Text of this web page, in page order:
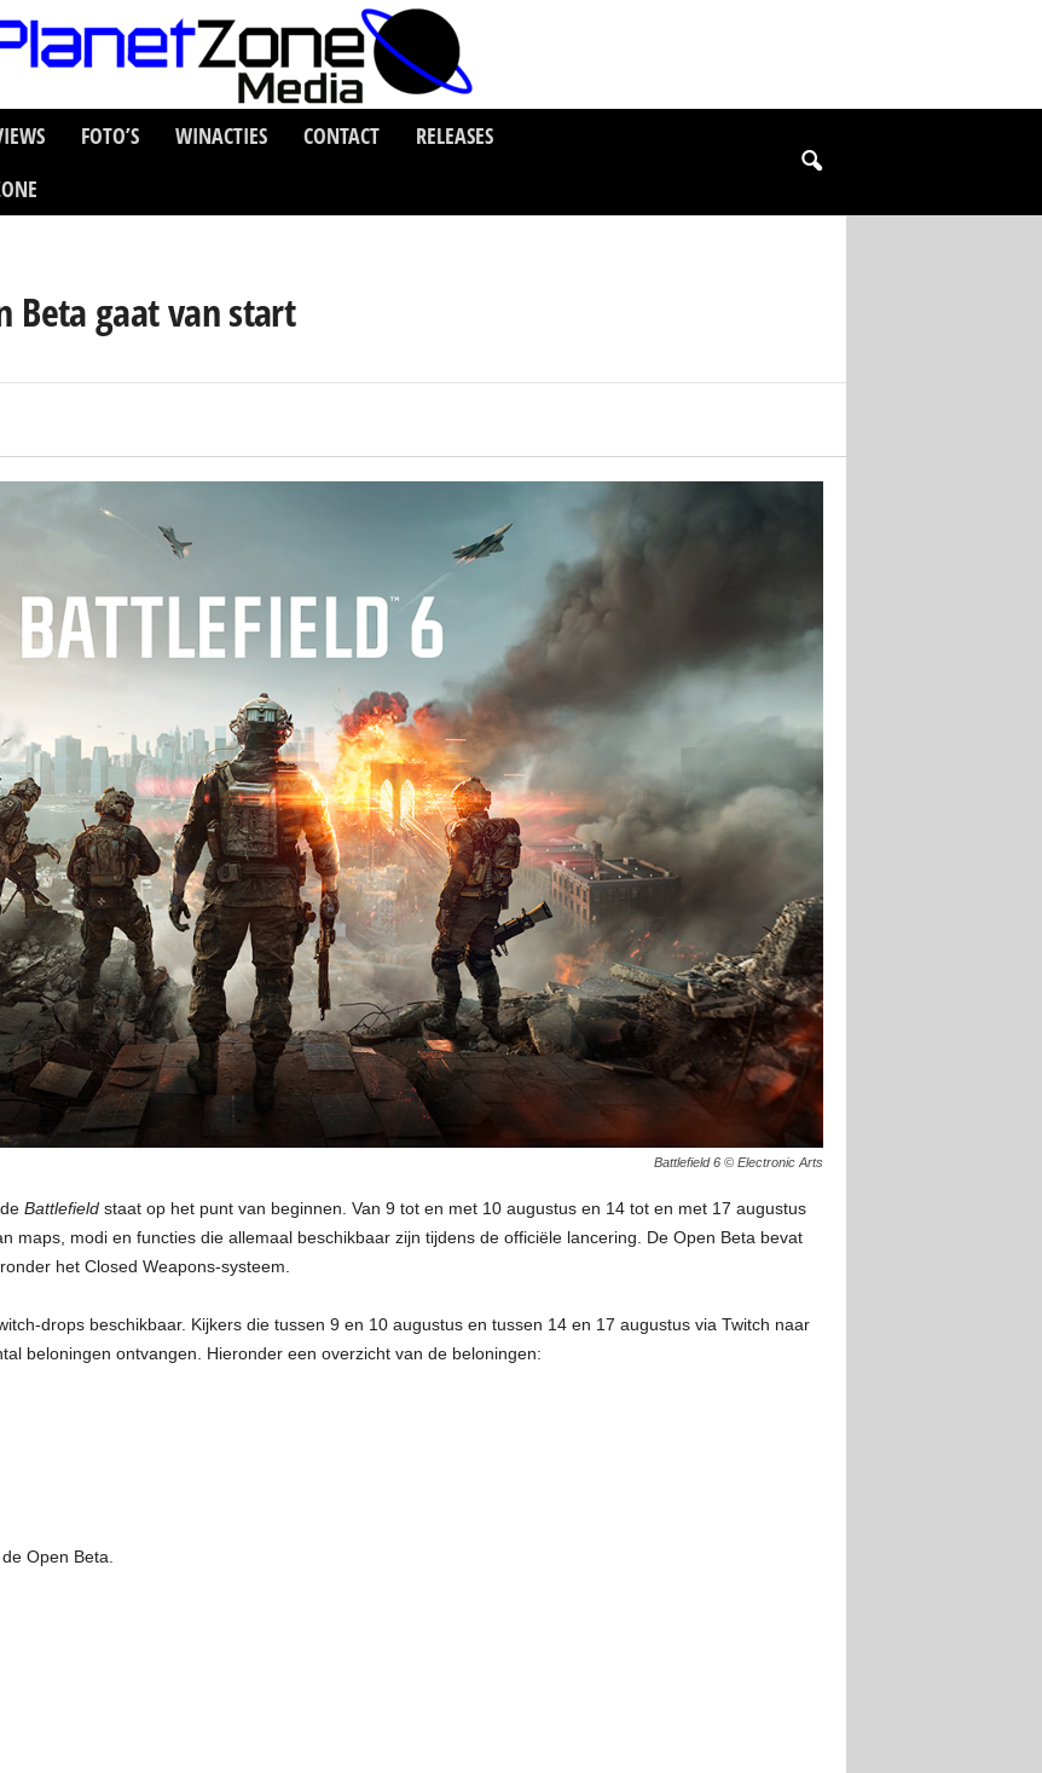
FOTO’S WINACTIES CONTACT
RELEASES
Beta gaat van start
Battlefield 6 © Electronic Arts
Battlefieldstaat op het punt van beginnen. Van 9 tot en met 10 augustus en 14 tot en met 17 augustus
maps, modi en functies die allemaal beschikbaar zijn tijdens de officiële lancering. De Open Beta bevat
het Closed Weapons-systeem.
drops beschikbaar. Kijkers die tussen 9 en 10 augustus en tussen 14 en 17 augustus via Twitch naar
beloningen ontvangen. Hieronder een overzicht van de beloningen:
Open Beta.